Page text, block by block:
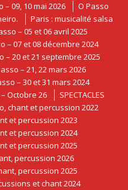
09, 10 mai 2026
O Passo
Paris : musicalité salsa
– 05 et 06 avril 2025
– 07 et 08 décembre 2024
– 20 et 21 septembre 2025
– 21, 22 mars 2026
– 30 et 31 mars 2024
Octobre 26
SPECTACLES
chant et percussion 2022
et percussion 2023
et percussion 2024
et percussion 2025
percussion 2026
percussion 2025
et chant 2024